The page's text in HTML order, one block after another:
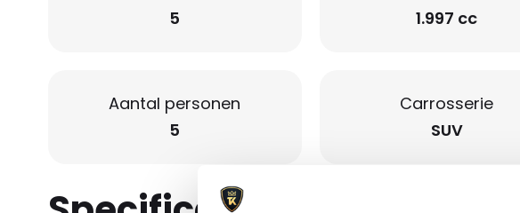
5
1.997 cc
Aantal personen
5
Carrosserie
SUV